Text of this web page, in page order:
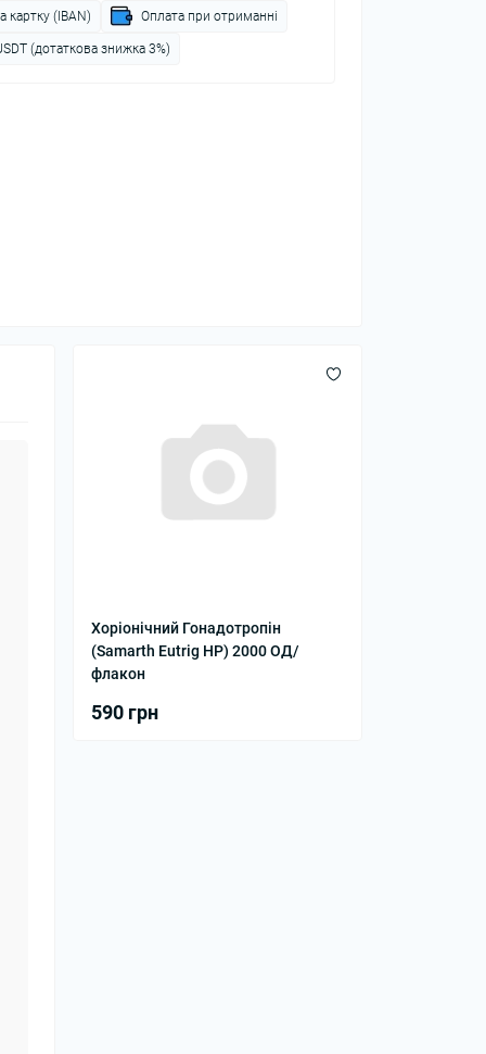
картку (IBAN) Оплата при отриманні
(дотаткова знижка 3%)
Хоріонічний Гонадотропін
(Samarth Еutrig HP) 2000 ОД/
флакон
590 грн